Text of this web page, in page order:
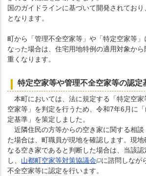
国のガイドラインに基づいて開発されてお
となります。
町から「管理不全空家等」や「特定空家等」
なった場合は、住宅用地特例の適用対象か
重くなります。
特定空家等や管理不全空家等の認定
本町においては、法に規定する「特定空家
空家等」を判定を行うため、令和7年6月に
定基準」を策定しました。
近隣住民の方等からの空き家に関する相談
た場合は、町職員が現地を確認します。現地
なる空き家であると判断した場合は、当該
し、 山都町空家等対策協議会
に諮問しなが
不全空家等に認定を行います。